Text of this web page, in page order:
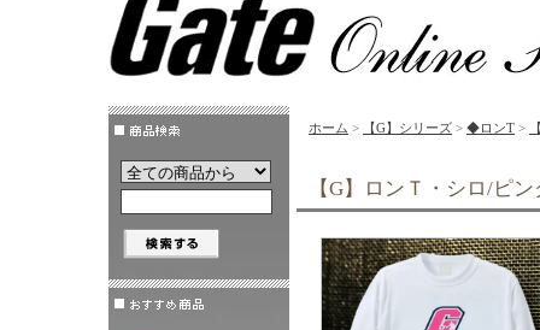
ホーム > 【G】シリーズ > ◆ロンT >
【G】ロンＴ・シロ/ピン